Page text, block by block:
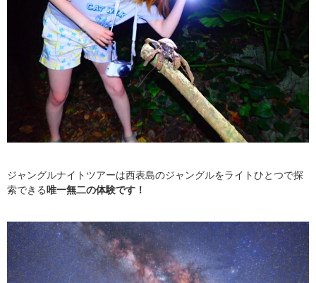
ジャングルナイトツアーは西表島のジャングルをライトひとつで探
索できる唯一無二の体験です！